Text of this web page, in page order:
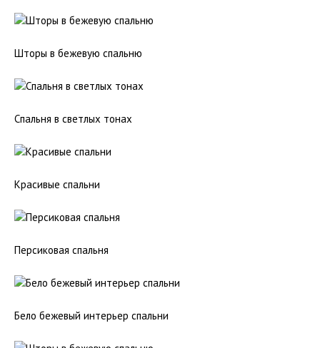
Шторы в бежевую спальню
Спальня в светлых тонах
Красивые спальни
Персиковая спальня
Бело бежевый интерьер спальни